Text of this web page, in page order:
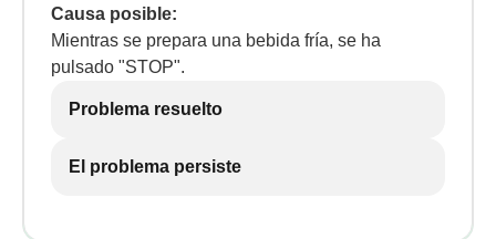
Causa posible:
Mientras se prepara una bebida fría, se ha
pulsado "STOP".
Problema resuelto
El problema persiste